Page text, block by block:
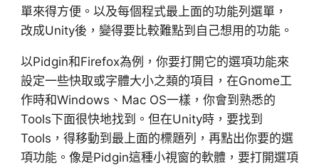
單來得方便。以及每個程式最上面的功能列選單，
改成Unity後，變得要比較難點到自己想用的功能。
以Pidgin和Firefox為例，你要打開它的選項功能來
設定一些快取或字體大小之類的項目，在Gnome工
作時和Windows、Mac OS一樣，你會到熟悉的
Tools下面很快地找到。但在Unity時，要找到
Tools，得移動到最上面的標題列，再點出你要的選
項功能。像是Pidgin這種小視窗的軟體，要打開選項